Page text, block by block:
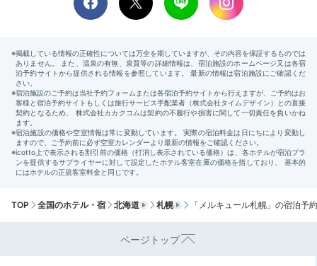
ホテルから「狸小路商店街」まで
徒歩約3分
商店街でお土産探し
TOP 全国のホテル・宿 北海道 札幌 「メルキュール札幌」の宿泊予約
ページトップ